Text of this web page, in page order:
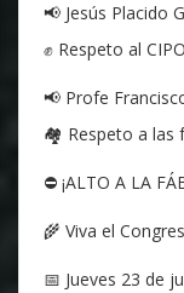
📢 Jesús Placido
✊ Respeto al
📢 Profe
🏘️ Respeto a las
⛔ ¡ALTO A LA
🌾 Viva el
📅 Jueves 23 de